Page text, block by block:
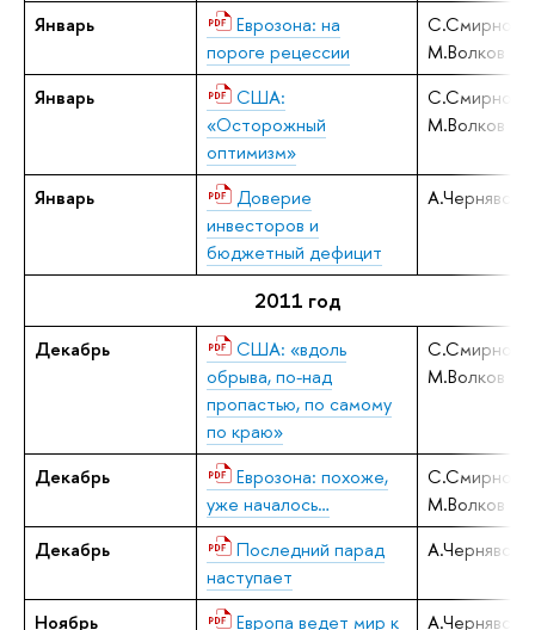
Январь
Еврозона: на
пороге рецессии
С.Смирнов,
М.Волков
Январь
США:
«Осторожный
оптимизм»
С.Смирнов,
М.Волков
Январь
Доверие
инвесторов и
бюджетный дефицит
2011 год
Декабрь
США: «вдоль
обрыва, по-над
пропастью, по самому
по краю»
С.Смирнов,
М.Волков
Декабрь
Еврозона: похоже,
уже началось…
С.Смирнов,
М.Волков
Декабрь
Последний парад
наступает
Ноябрь
Европа ведет мир к